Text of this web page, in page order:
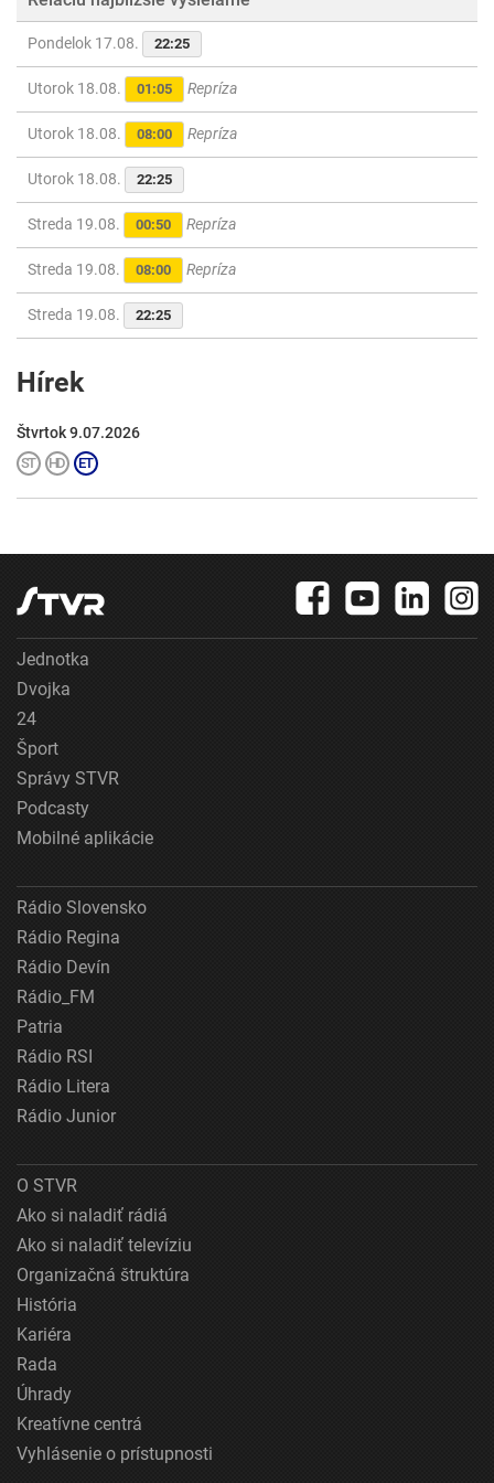
Pondelok 17.08. 22:25
Utorok 18.08. 01:05 Repríza
Utorok 18.08. 08:00 Repríza
Utorok 18.08. 22:25
Streda 19.08. 00:50 Repríza
Streda 19.08. 08:00 Repríza
Streda 19.08. 22:25
Hírek
Štvrtok 9.07.2026
Jednotka
Dvojka
24
Šport
Správy STVR
Podcasty
Mobilné aplikácie
Rádio Slovensko
Rádio Regina
Rádio Devín
Rádio_FM
Patria
Rádio RSI
Rádio Litera
Rádio Junior
O STVR
Ako si naladiť rádiá
Ako si naladiť televíziu
Organizačná štruktúra
História
Kariéra
Rada
Úhrady
Kreatívne centrá
Vyhlásenie o prístupnosti